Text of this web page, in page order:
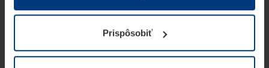
prevádzku tejto stránky. Pre všetky ostatné typy cookie
potrebujeme Vaše povolenie. Vaše povolenie môžete
kedykoľvek zmeniť alebo odvolať vo vysvetlení cookie
Prispôsobiť